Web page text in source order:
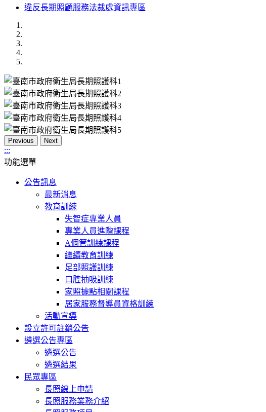
違反長期照顧服務法裁處資訊專區
Previous Next
:::
功能選單
公告訊息
最新消息
教育訓練
失智症專業人員
專業人員進階課程
A個管訓練課程
繼續教育訓練
足部照護訓練
口腔抽吸訓練
家照據點相關課程
居家服務督導員資格訓練
活動宣導
設立許可註銷公告
遴選公告專區
遴選公告
遴選結果
民眾專區
長照線上申請
長照服務業務介紹